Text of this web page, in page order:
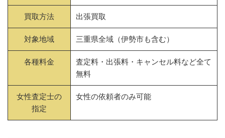
買取方法 出張買取
対象地域 三重県全域（伊勢市も含む）
各種料金
査定料・出張料・キャンセル料など全て
無料
女性査定士の
指定
女性の依頼者のみ可能